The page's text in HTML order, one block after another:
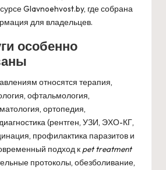
Glavnoehvost.by, где собрана
для владельцев.
особенно
относятся терапия,
офтальмология,
ортопедия,
(рентген, УЗИ, ЭХО-КГ,
профилактика паразитов и
подход к pet treatment
протоколы, обезболивание,